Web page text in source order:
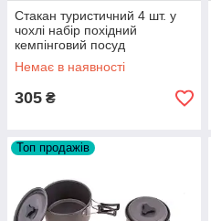
Стакан туристичний 4 шт. у
чохлі набір похідний
кемпінговий посуд
Немає в наявності
305 ₴
Топ продажів